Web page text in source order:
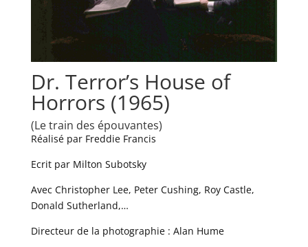
Dr. Terror’s House of
Horrors (1965)
(Le train des épouvantes)
Réalisé par Freddie Francis
Ecrit par Milton Subotsky
Avec Christopher Lee, Peter Cushing, Roy Castle,
Donald Sutherland,…
Directeur de la photographie : Alan Hume